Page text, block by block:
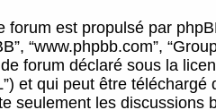
forum est propulsé par
“www.phpbb.com”,
de forum déclaré sous la
et qui peut être téléchargé
seulement les discussions